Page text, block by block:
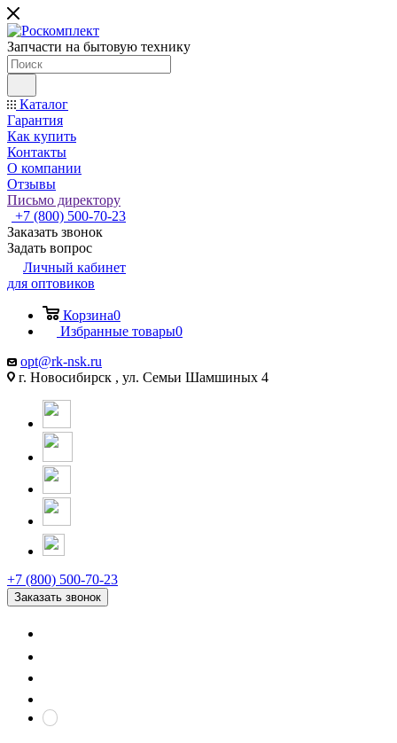
Запчасти на бытовую технику
Каталог
Гарантия
Как купить
Контакты
О компании
Отзывы
Письмо директору
+7 (800) 500-70-23
Заказать звонок
Задать вопрос
Личный кабинет
для оптовиков
Корзина0
Избранные товары0
opt@rk-nsk.ru
г. Новосибирск , ул. Семьи Шамшиных 4
+7 (800) 500-70-23
Заказать звонок